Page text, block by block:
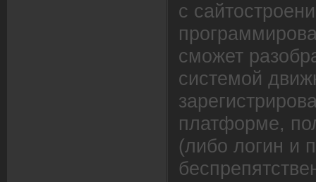
с
сможет
системой
платформе,
(либо логин и